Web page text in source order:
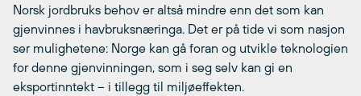
Norsk jordbruks behov er altså mindre enn det som kan
gjenvinnes i havbruksnæringa. Det er på tide vi som nasjon
ser mulighetene: Norge kan gå foran og utvikle teknologien
for denne gjenvinningen, som i seg selv kan gi en
eksportinntekt – i tillegg til miljøeffekten.